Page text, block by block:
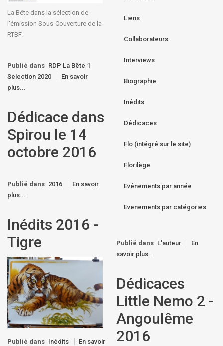
La Bête dans la sélection de
l'émission Sous-Couverture de la
RTBF.
Publié dans RDP La Bête 1
Selection 2020
En savoir
plus...
Liens
Collaborateurs
Interviews
Biographie
Inédits
Dédicaces
Flo (intégré sur le site)
Florilège
Evénements par année
Evenements par catégories
Publié dans L'auteur
En
savoir plus...
Dédicace dans
Spirou le 14
octobre 2016
Publié dans 2016
En savoir
plus...
Inédits 2016 -
Tigre
Publié dans Inédits
En savoir
Dédicaces
Little Nemo 2 -
Angoulême
2016